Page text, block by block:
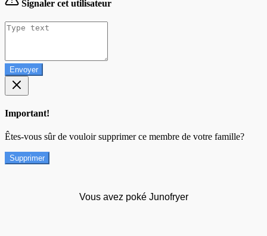
Signaler cet utilisateur
Envoyer
Important!
Êtes-vous sûr de vouloir supprimer ce membre de votre famille?
Supprimer
Vous avez poké Junofryer